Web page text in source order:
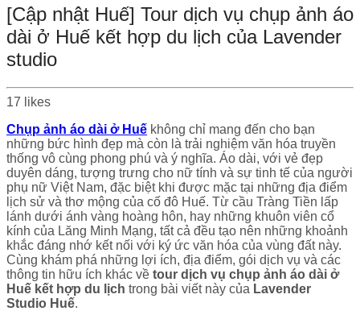
[Cập nhật Huế] Tour dịch vụ chụp ảnh áo
dài ở Huế kết hợp du lịch của Lavender
studio
17 likes
Chụp ảnh áo dài ở Huế không chỉ mang đến cho bạn
những bức hình đẹp mà còn là trải nghiệm văn hóa truyền
thống vô cùng phong phú và ý nghĩa. Áo dài, với vẻ đẹp
duyên dáng, tượng trưng cho nữ tính và sự tinh tế của người
phụ nữ Việt Nam, đặc biệt khi được mặc tại những địa điểm
lịch sử và thơ mộng của cố đô Huế. Từ cầu Tràng Tiền lấp
lánh dưới ánh vàng hoàng hôn, hay những khuôn viên cổ
kính của Lăng Minh Mạng, tất cả đều tạo nên những khoảnh
khắc đáng nhớ kết nối với ký ức văn hóa của vùng đất này.
Cùng khám phá những lợi ích, địa điểm, gói dịch vụ và các
thông tin hữu ích khác về tour dịch vụ chụp ảnh áo dài ở
Huế kết hợp du lịch trong bài viết này của Lavender
Studio Huế.